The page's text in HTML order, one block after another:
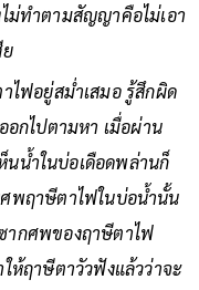
ม่ทำตามสัญญาคือไม่เอา
ไฟอยู่สม่ำเสมอ รู้สึกผิด
อกไปตามหา เมื่อผ่าน
น้ำในบ่อเดือดพล่านก็
พฤาษีตาไฟในบ่อน้ำนั้น
ากศพของฤาษีตาไฟ
ห้ฤาษีตาวัวฟังแล้วว่าจะ